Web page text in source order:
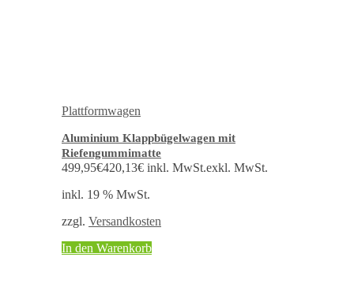
Plattformwagen
Aluminium Klappbügelwagen mit
Riefengummimatte
499,95€420,13€ inkl. MwSt.exkl. MwSt.
inkl. 19 % MwSt.
zzgl. Versandkosten
In den Warenkorb